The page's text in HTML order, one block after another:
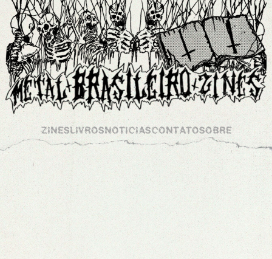
ZINESLIVROSNOTICIASCONTATOSOBRE
ARQUIVOS NOCTUM WAR ZINE 7